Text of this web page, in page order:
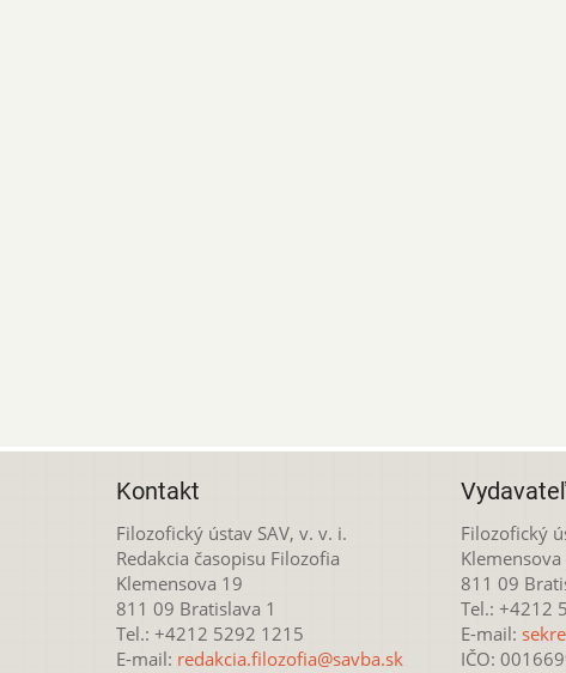
Kontakt
Filozofický ústav SAV, v. v. i.
Redakcia časopisu Filozofia
Klemensova 19
811 09 Bratislava 1
Tel.: +4212 5292 1215
E-mail: redakcia.filozofia@savba.sk
Vydavateľ
Filozofický
Klemensova
811 09
Tel.: +4212
E-mail:
IČO: